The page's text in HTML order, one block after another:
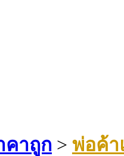
คาถูก > พ่อค้า